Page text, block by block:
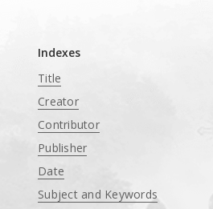
Indexes
Title
Creator
Contributor
Publisher
Date
Subject and Keywords